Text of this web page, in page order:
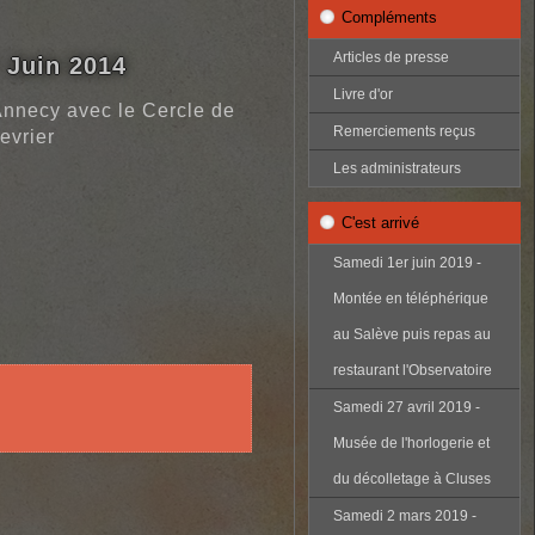
Juin 2014
avec le Cercle de
Compléments
Articles de presse
Livre d'or
Remerciements reçus
Les administrateurs
C'est arrivé
Samedi 1er juin 2019 -
Montée en téléphérique
au Salève puis repas au
restaurant l'Observatoire
Samedi 27 avril 2019 -
Musée de l'horlogerie et
du décolletage à Cluses
Samedi 2 mars 2019 -